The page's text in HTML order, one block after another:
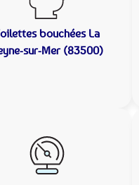
bouchéesLa
sur-Mer (83500)